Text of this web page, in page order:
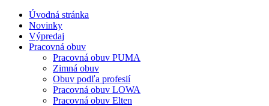
Úvodná stránka
Novinky
Výpredaj
Pracovná obuv
Pracovná obuv PUMA
Zimná obuv
Obuv podľa profesií
Pracovná obuv LOWA
Pracovná obuv Elten